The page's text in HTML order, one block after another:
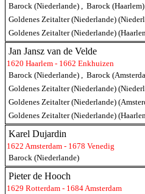
Barock (Niederlande) , Barock (Haarlem)
Goldenes Zeitalter (Niederlande)
Goldenes Zeitalter (Niederlande)
Jan Jansz van de Velde
1620 Haarlem - 1662 Enkhuizen
Barock (Niederlande) , Barock
Goldenes Zeitalter (Niederlande)
Goldenes Zeitalter (Niederlande)
Goldenes Zeitalter (Niederlande)
Karel Dujardin
1622 Amsterdam - 1678 Venedig
Barock (Niederlande)
Pieter de Hooch
1629 Rotterdam - 1684 Amsterdam